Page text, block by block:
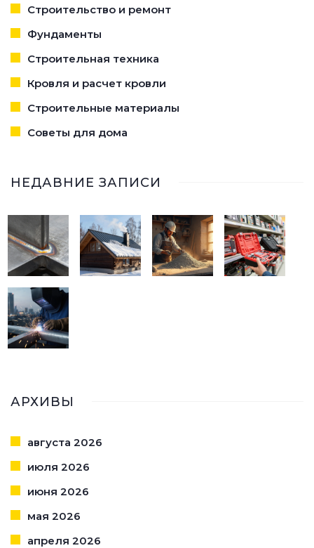
Строительство и ремонт
Фундаменты
Строительная техника
Кровля и расчет кровли
Строительные материалы
Советы для дома
НЕДАВНИЕ ЗАПИСИ
АРХИВЫ
августа 2026
июля 2026
июня 2026
мая 2026
апреля 2026